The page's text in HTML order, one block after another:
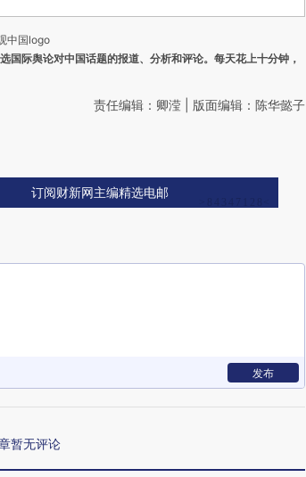
际舆论对中国话题的报道、分析和评论。每天花上十分钟，
责任编辑：卿滢 | 版面编辑：陈华懿子
订阅财新网主编精选电邮
发布
暂无评论